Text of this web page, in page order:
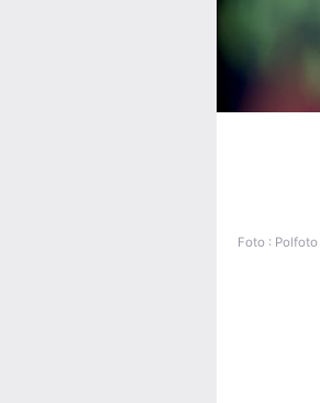
Foto : Polfoto